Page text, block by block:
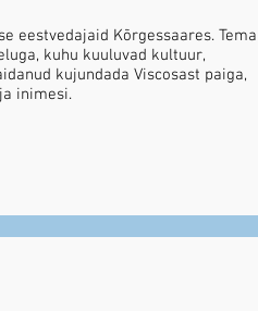
eestvedajaid Kõrgessaares. Tema
kuhu kuuluvad kultuur,
kujundada Viscosast paiga,
inimesi.